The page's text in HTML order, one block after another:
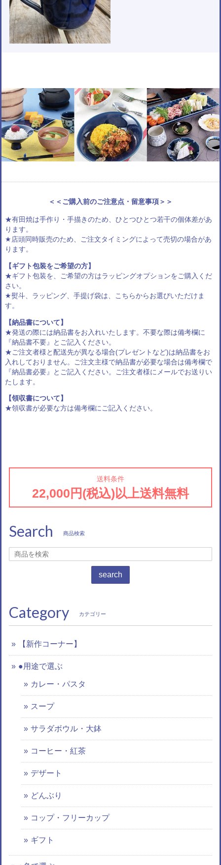
＜＜ご購入前のご注意点・留意事項＞＞
★有田焼は手作り・手描きのため、ひとつひとつ若干の個体差があ
ります。
★店頭同時販売のため、ご注文タイミングによって売切の場合があ
ります。
【ギフト包装をご希望の方】
★ギフト包装を、ご希望の方はラッピングオプションをご購入くだ
さい。
★熨斗、ラッピング、手提げ袋は、
こちらからお選びいただけま
す 。
【納品書について】
★発送の際には納品書をお入れいたします。不要な際は備考欄に
『納品書不要』とご記入ください。
★ご注文者様と配送先が異なる場合(プレゼントなど)は納品書をお
入れしておりません。ご注文主様で納品書が必要な場合は備考欄で
『納品書必要』とご記入ください。ご注文者様にメールでお送りい
たします。
【領収書について】
★領収書が必要な方は備考欄にご記入ください。
送料条件
22,000円(税込)以上送料無料
Search 商品検索
search
Category カテゴリー
【新作コーナー】
●用途で選ぶ
カレー・パスタ
スープ
サラダボウル・大鉢
コーヒー・紅茶
デザート
どんぶり
コップ・フリーカップ
ギフト